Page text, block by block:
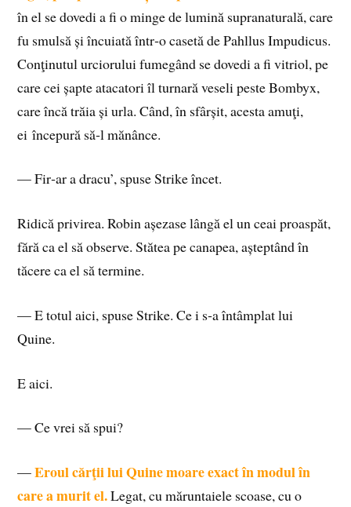
în el se dovedi a fi o minge de lumină supranaturală, care
fu smulsă și încuiată într‑o casetă de Pahllus Impudicus.
Conţinutul urciorului fumegând se dovedi a fi vitriol, pe
care cei șapte atacatori îl turnară veseli peste Bombyx,
care încă trăia și urla. Când, în sfârșit, acesta amuţi,
ei începură să‑l mănânce.
— Fir‑ar a dracu’, spuse Strike încet.
Ridică privirea. Robin așezase lângă el un ceai proaspăt,
fără ca el să observe. Stătea pe canapea, așteptând în
tăcere ca el să termine.
— E totul aici, spuse Strike. Ce i s‑a întâmplat lui
Quine.
E aici.
— Ce vrei să spui?
—Eroul cărţii lui Quine moare exact în modul în
care a murit el.Legat, cu măruntaiele scoase, cu o